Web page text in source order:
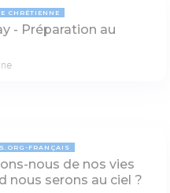
CHRÉTIENNE
- Préparation au
FRANÇAIS
nous de nos vies
nous serons au ciel ?